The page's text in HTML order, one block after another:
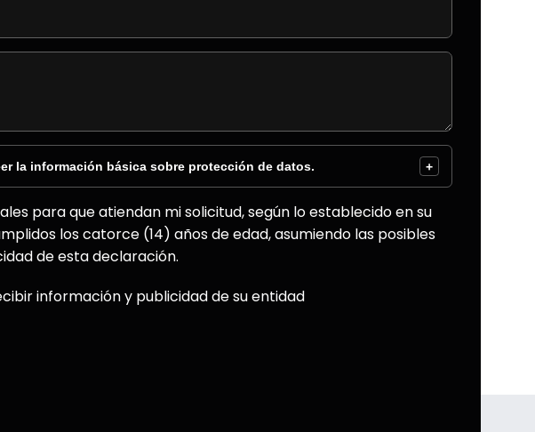
la información básica sobre protección de datos. +
para que atiendan mi solicitud, según lo establecido en su
los catorce (14) años de edad, asumiendo las posibles
de esta declaración.
información y publicidad de su entidad